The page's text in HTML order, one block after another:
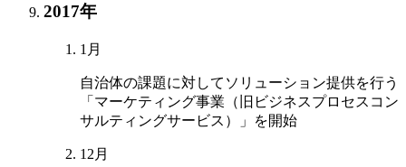
2017年
1月
自治体の課題に対してソリューション提供を行う
「マーケティング事業（旧ビジネスプロセスコン
サルティングサービス）」を開始
12月